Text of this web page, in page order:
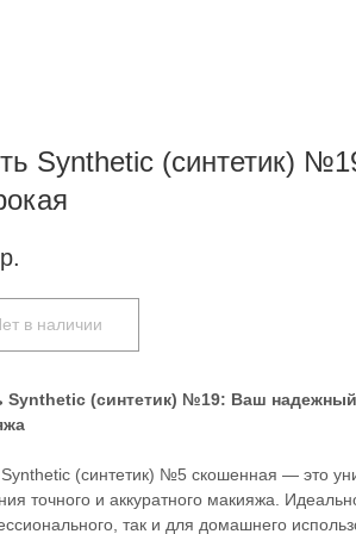
Synthetic (синтетик)
р.
в наличии
Synthetic (синтетик) №19: Ваш надежный
Synthetic (синтетик) №5 скошенная — это
точного и аккуратного макияжа.
так и для домашнего